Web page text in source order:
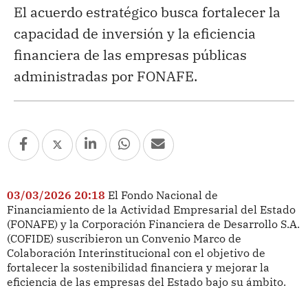
El acuerdo estratégico busca fortalecer la
capacidad de inversión y la eficiencia
financiera de las empresas públicas
administradas por FONAFE.
03/03/2026 20:18 El Fondo Nacional de
Financiamiento de la Actividad Empresarial del Estado
(FONAFE) y la Corporación Financiera de Desarrollo S.A.
(COFIDE) suscribieron un Convenio Marco de
Colaboración Interinstitucional con el objetivo de
fortalecer la sostenibilidad financiera y mejorar la
eficiencia de las empresas del Estado bajo su ámbito.